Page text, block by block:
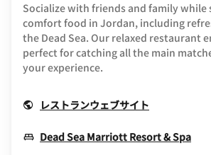
Socialize with friends and family while
comfort food in Jordan, including
the Dead Sea. Our relaxed restaurant
perfect for catching all the main
your experience.
レストランウェブサイト
Dead Sea Marriott Resort & Spa